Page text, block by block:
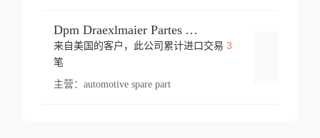
Dpm Draexlmaier Partes Automotrices Corr Ind Huejotzingo
来自美国的客户，此公司累计进口交易 3
笔
主营： automotive spare part